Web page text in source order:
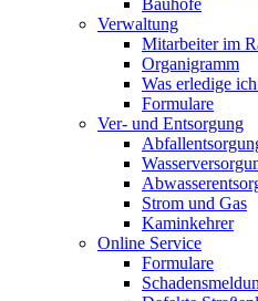
Bauhöfe
Verwaltung
Mitarbeiter im
Organigramm
Was erledige
Formulare
Ver- und Entsorgung
Strom und Gas
Kaminkehrer
Online Service
Formulare